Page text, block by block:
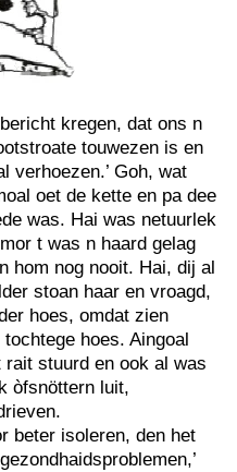
kregen, dat ons n
touwezen is en
verhoezen.’ Goh, wat
oet de kette en pa dee
was. Hai was netuurlek
t was n haard gelag
hom nog nooit. Hai, dij al
stoan haar en vroagd,
hoes, omdat zien
hoes. Aingoal
rait stuurd en ook al was
òfsnöttern luit,
beter isoleren, den het